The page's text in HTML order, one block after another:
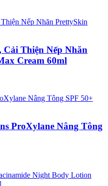
Cải Thiện Nếp Nhăn
Cream 60ml
ProXylane Nâng Tông